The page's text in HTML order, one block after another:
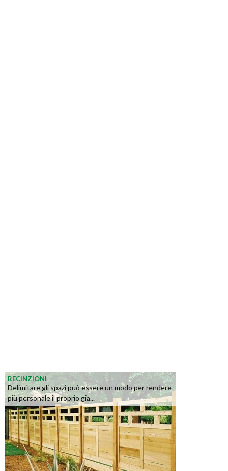
RECINZIONI
Delimitare gli spazi può essere un modo per rendere
più personale il proprio gia...